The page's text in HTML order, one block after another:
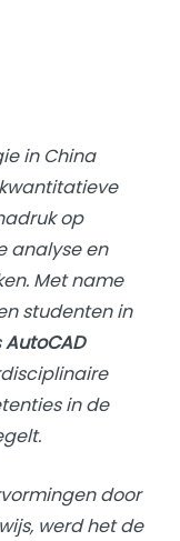
in China
op
analyse en
Met name
studenten in
AutoCAD
in de
door
werd het de